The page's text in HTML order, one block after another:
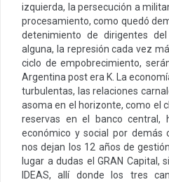
izquierda, la persecución a
procesamiento, como quedó
detenimiento de dirigentes
alguna, la represión cada vez
ciclo de empobrecimiento,
Argentina post era K. La
turbulentas, las relaciones
asoma en el horizonte, como el
reservas en el banco central,
económico y social por demás
nos dejan los 12 años de
lugar a dudas el GRAN Capital,
IDEAS, allí donde los tres